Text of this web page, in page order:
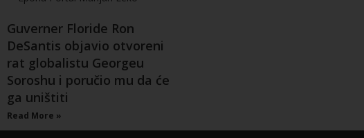
Guverner Floride Ron
DeSantis objavio otvoreni
rat globalistu Georgeu
Soroshu i poručio mu da će
ga uništiti
Read More »